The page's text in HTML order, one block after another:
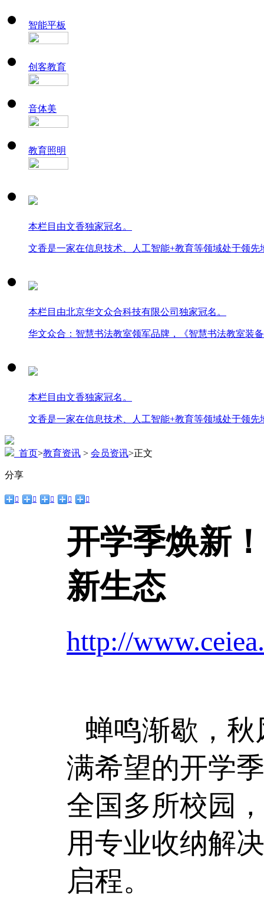
智能平板
创客教育
音体美
教育照明
本栏目由文香独家冠名。
文香是一家在信息技术、人工智能+教育等领域处于领
本栏目由北京华文众合科技有限公司独家冠名。
华文众合：智慧书法教室领军品牌，《智慧书法教室装
本栏目由文香独家冠名。
文香是一家在信息技术、人工智能+教育等领域处于领
首页>教育资讯 > 会员资讯>正文
分享
    
开学季焕新
新生态
http://
蝉鸣渐歇，
满希望的开学
全国多所校园
用专业收纳解
启程。